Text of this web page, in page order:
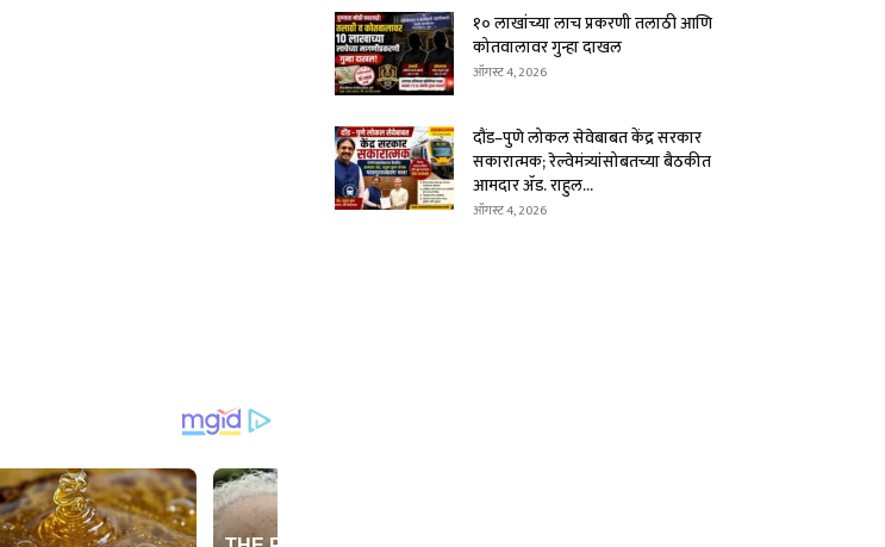
१० लाखांच्या लाच प्रकरणी तलाठी आणि
कोतवालावर गुन्हा दाखल
ऑगस्ट 4, 2026
दौंड–पुणे लोकल सेवेबाबत केंद्र सरकार
सकारात्मक; रेल्वेमंत्र्यांसोबतच्या बैठकीत
आमदार ॲड. राहुल...
ऑगस्ट 4, 2026